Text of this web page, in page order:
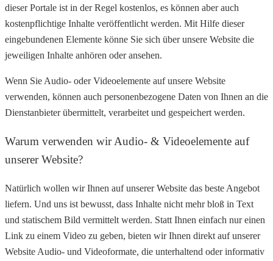
dieser Portale ist in der Regel kostenlos, es können aber auch
kostenpflichtige Inhalte veröffentlicht werden. Mit Hilfe dieser
eingebundenen Elemente könne Sie sich über unsere Website die
jeweiligen Inhalte anhören oder ansehen.
Wenn Sie Audio- oder Videoelemente auf unsere Website
verwenden, können auch personenbezogene Daten von Ihnen an die
Dienstanbieter übermittelt, verarbeitet und gespeichert werden.
Warum verwenden wir Audio- & Videoelemente auf
unserer Website?
Natürlich wollen wir Ihnen auf unserer Website das beste Angebot
liefern. Und uns ist bewusst, dass Inhalte nicht mehr bloß in Text
und statischem Bild vermittelt werden. Statt Ihnen einfach nur einen
Link zu einem Video zu geben, bieten wir Ihnen direkt auf unserer
Website Audio- und Videoformate, die unterhaltend oder informativ